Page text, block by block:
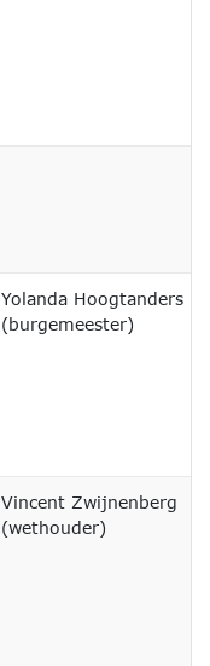
Yolanda Hoogtanders
(burgemeester)
Vincent Zwijnenberg
(wethouder)